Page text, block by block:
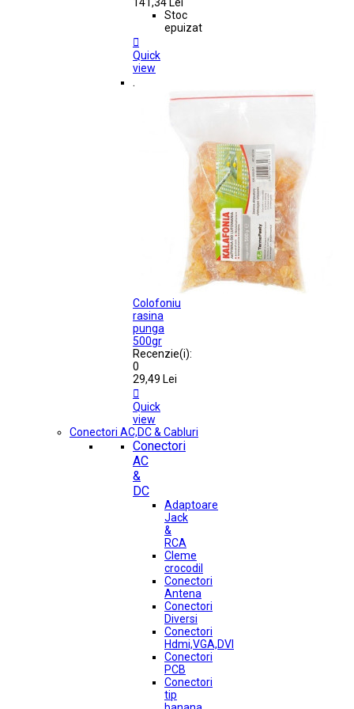
Stoc
epuizat

Quick
view
.
Colofoniu
rasina
punga
500gr
Recenzie(i):
0
29,49 Lei

Quick
view
Conectori AC,DC & Cabluri
Conectori
AC
&
DC
Adaptoare
Jack
&
RCA
Cleme
crocodil
Conectori
Antena
Conectori
Diversi
Conectori
Hdmi,VGA,DVI
Conectori
PCB
Conectori
tip